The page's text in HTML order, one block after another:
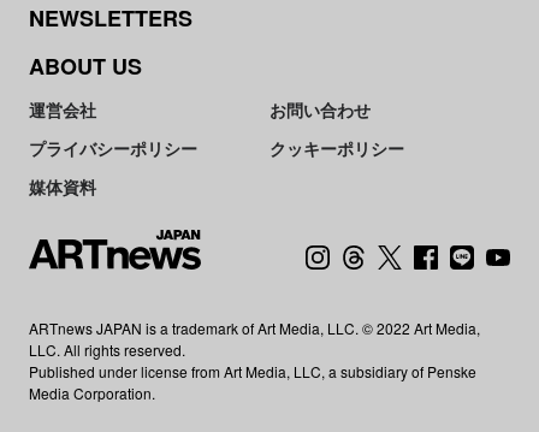
NEWSLETTERS
ABOUT US
運営会社
お問い合わせ
プライバシーポリシー
クッキーポリシー
媒体資料
ARTnews JAPAN is a trademark of Art Media, LLC. © 2022 Art Media,
LLC. All rights reserved.
Published under license from Art Media, LLC, a subsidiary of Penske
Media Corporation.